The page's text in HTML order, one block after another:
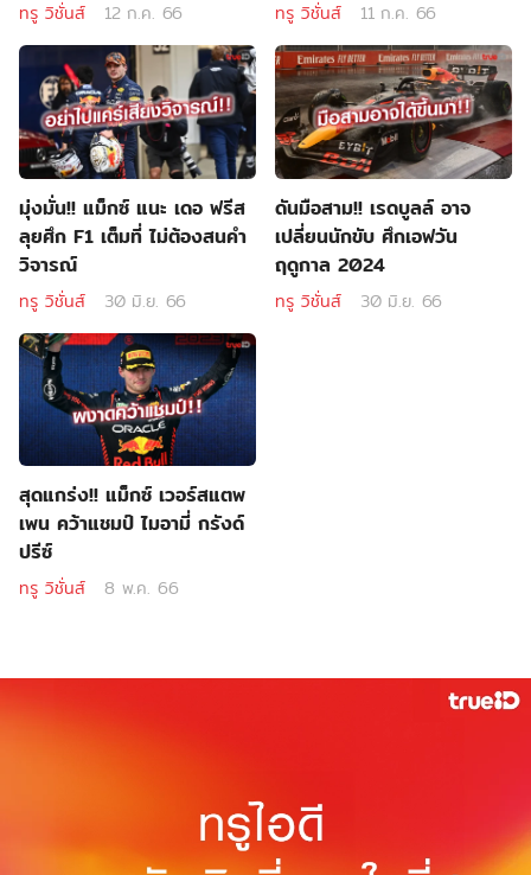
ทรู วิชั่นส์ 12 ก.ค. 66 ทรู วิชั่นส์ 11 ก.ค. 66
มุ่งมั่น!! แม็กซ์ แนะ เดอ ฟรีส
ลุยศึก F1 เต็มที่ ไม่ต้องสนคำ
วิจารณ์
ทรู วิชั่นส์ 30 มิ.ย. 66
ดันมือสาม!! เรดบูลล์ อาจ
เปลี่ยนนักขับ ศึกเอฟวัน
ฤดูกาล 2024
ทรู วิชั่นส์ 30 มิ.ย. 66
สุดแกร่ง!! แม็กซ์ เวอร์สแตพ
เพน คว้าแชมป์ ไมอามี่ กรังด์
ปรีซ์
ทรู วิชั่นส์ 8 พ.ค. 66